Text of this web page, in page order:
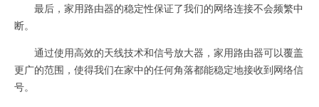
最后，家用路由器的稳定性保证了我们的网络连接不会频繁中
断。
通过使用高效的天线技术和信号放大器，家用路由器可以覆盖
更广的范围，使得我们在家中的任何角落都能稳定地接收到网络信
号。